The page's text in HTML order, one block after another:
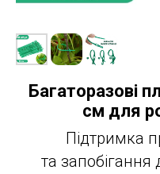
Багаторазові
см для
Підтримка
та